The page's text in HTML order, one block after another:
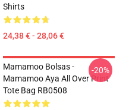
Shirts
24,38 € - 28,06 €
Mamamoo Bolsas -
Mamamoo Aya All Over Print
Tote Bag RB0508
-20%